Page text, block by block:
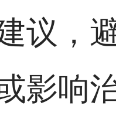
议，
影响